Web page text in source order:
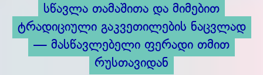
სწავლა თამაშითა და მიმებით
ტრადიციული გაკვეთილების ნაცვლად
— მასწავლებელი ფერადი თმით
რუსთავიდან